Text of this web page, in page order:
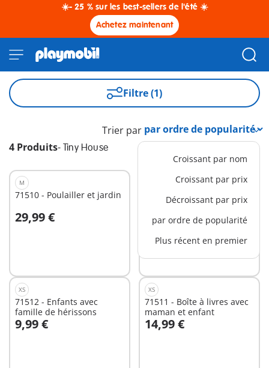
☀️- 25 % sur les best-sellers de l'été ☀️
Achetez maintenant
Filtre (1)
4 Produits- Tiny House
Trier par
Croissant par nom
Croissant par prix
Décroissant par prix
par ordre de popularité
Plus récent en premier
M
71510 - Poulailler et jardin
29,99 €
Au panier
71513 - Grand-père avec
petite fille et feu de camp
7,99 €
Au panier
XS
71512 - Enfants avec
famille de hérissons
9,99 €
Au panier
XS
71511 - Boîte à livres avec
maman et enfant
14,99 €
Au panier